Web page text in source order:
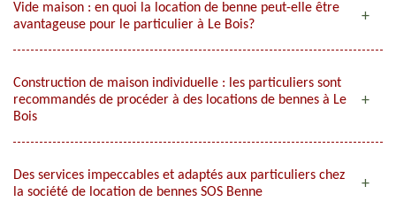
Vide maison : en quoi la location de benne peut-elle être
avantageuse pour le particulier à Le Bois?
Construction de maison individuelle : les particuliers sont
recommandés de procéder à des locations de bennes à Le
Bois
Des services impeccables et adaptés aux particuliers chez
la société de location de bennes SOS Benne